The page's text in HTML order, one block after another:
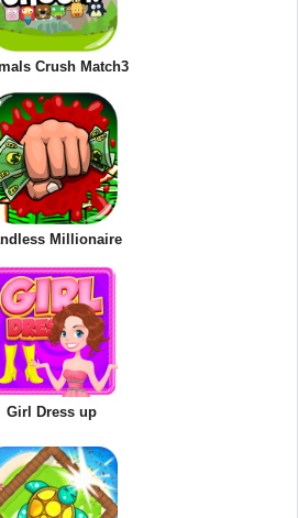
Crush Match3
Millionaire
Girl Dress up